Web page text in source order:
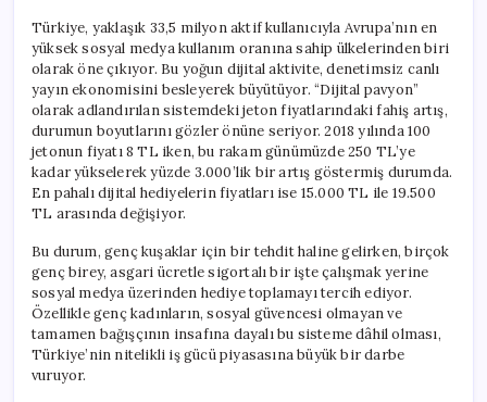
Türkiye, yaklaşık 33,5 milyon aktif kullanıcıyla Avrupa’nın en
yüksek sosyal medya kullanım oranına sahip ülkelerinden biri
olarak öne çıkıyor. Bu yoğun dijital aktivite, denetimsiz canlı
yayın ekonomisini besleyerek büyütüyor. “Dijital pavyon”
olarak adlandırılan sistemdeki jeton fiyatlarındaki fahiş artış,
durumun boyutlarını gözler önüne seriyor. 2018 yılında 100
jetonun fiyatı 8 TL iken, bu rakam günümüzde 250 TL’ye
kadar yükselerek yüzde 3.000’lik bir artış göstermiş durumda.
En pahalı dijital hediyelerin fiyatları ise 15.000 TL ile 19.500
TL arasında değişiyor.
Bu durum, genç kuşaklar için bir tehdit haline gelirken, birçok
genç birey, asgari ücretle sigortalı bir işte çalışmak yerine
sosyal medya üzerinden hediye toplamayı tercih ediyor.
Özellikle genç kadınların, sosyal güvencesi olmayan ve
tamamen bağışçının insafına dayalı bu sisteme dâhil olması,
Türkiye’nin nitelikli iş gücü piyasasına büyük bir darbe
vuruyor.